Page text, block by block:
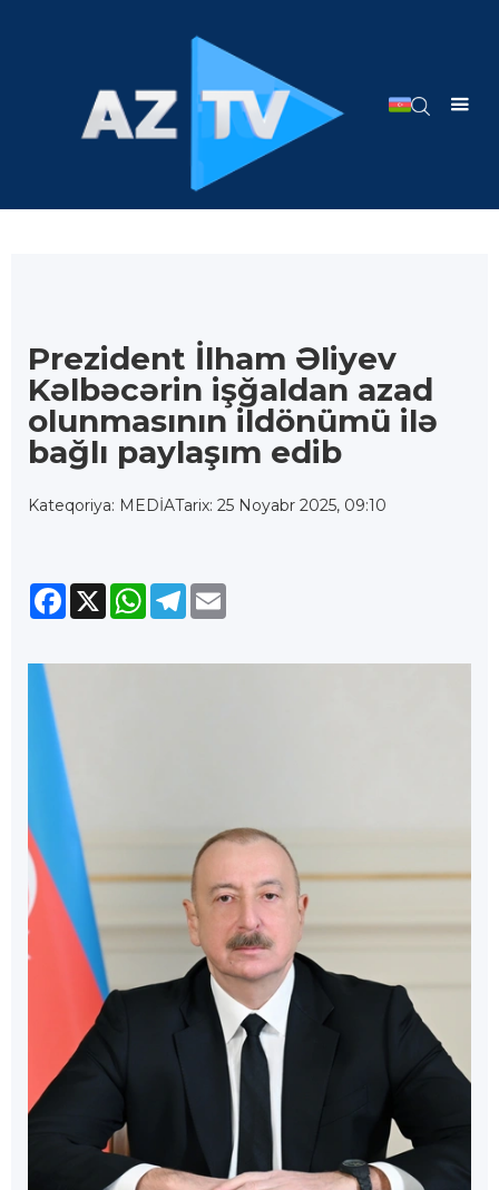
Prezident İlham Əliyev
Kəlbəcərin işğaldan azad
olunmasının ildönümü ilə
bağlı paylaşım edib
Kateqoriya: MEDİATarix: 25 Noyabr 2025, 09:10
Facebook
X WhatsApp
Telegram